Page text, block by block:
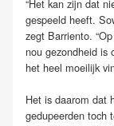
“Het kan zijn dat
gespeeld heeft.
zegt Barriento.
nou gezondheid is
het heel moeilijk
Het is daarom dat
gedupeerden toch